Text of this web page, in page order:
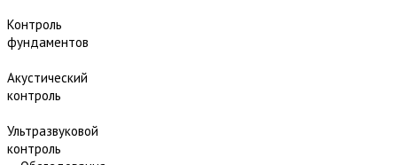
Контроль
фундаментов
Акустический
контроль
Ультразвуковой
контроль